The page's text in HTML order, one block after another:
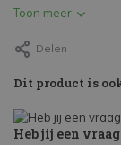
Toon meer
Delen
Dit product is
Heb jij een